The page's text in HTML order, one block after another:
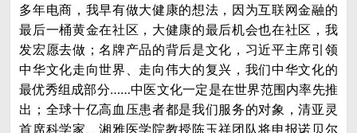
多年电商，我早有做大健康的想法，因为互联网金融的
最后一桶黄金在社区，大健康的最后机会也在社区，我
发宏愿去做；名牌产品的背后是文化，习近平主席引领
中华文化走向世界、走向伟大的复兴，我们中华文化的
最优秀组成部分……中医文化一定是在世界范围内率先推
出；全球十亿高血压患者都是我们服务的对象，清亚灵
首席科学家、湘雅医学院教授陈玉祥团队将申报诺贝尔